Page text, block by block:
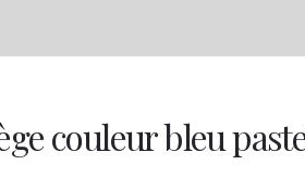
couleur bleu